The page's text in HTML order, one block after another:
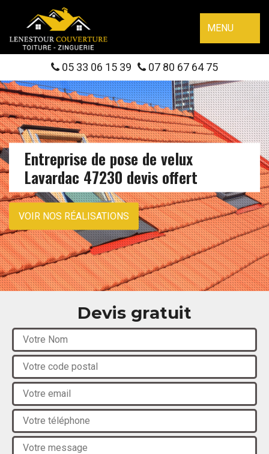
MENU
05 33 06 15 39 07 80 67 64 75
Entreprise de pose de velux
Lavardac 47230 devis offert
VOIR NOS RÉALISATIONS
Devis gratuit